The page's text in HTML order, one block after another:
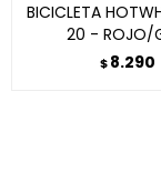
BICICLETA
20 - ROJO/
$ 8.290